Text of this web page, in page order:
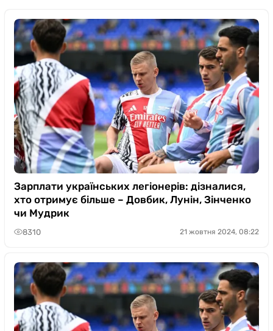
Зарплати українських легіонерів: дізналися,
хто отримує більше – Довбик, Лунін, Зінченко
чи Мудрик
8310 21 жовтня 2024, 08:22